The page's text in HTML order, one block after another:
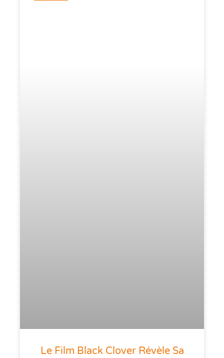
Le Film Black Clover Révèle Sa